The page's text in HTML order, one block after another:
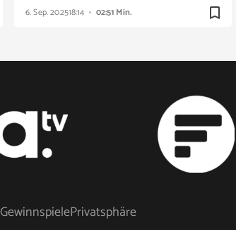
6. Sep. 202518:14 02:51 Min. bookmark_border
GewinnspielePrivatsphäre